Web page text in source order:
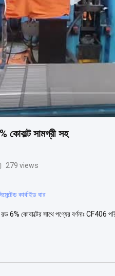
কোবাল্ট সামগ্রী সহ
279 views
কার্বাইড বার
6% কোবাল্টের সাথে পণ্যের বর্ণনাঃ CF406